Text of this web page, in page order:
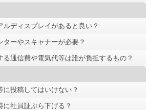
ルディスプレイがあると良い？
ターやスキャナーが必要？
る通信費や電気代等は誰が負担するもの？
に投稿してはいけない？
に社員証ぶら下げる？